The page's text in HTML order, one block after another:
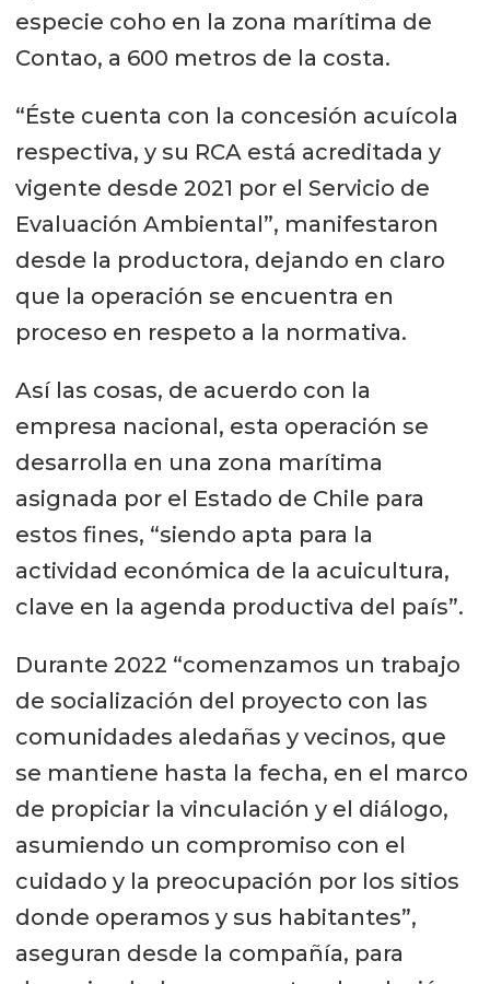
especie coho en la zona marítima de
Contao, a 600 metros de la costa.
“Éste cuenta con la concesión acuícola
respectiva, y su RCA está acreditada y
vigente desde 2021 por el Servicio de
Evaluación Ambiental”, manifestaron
desde la productora, dejando en claro
que la operación se encuentra en
proceso en respeto a la normativa.
Así las cosas, de acuerdo con la
empresa nacional, esta operación se
desarrolla en una zona marítima
asignada por el Estado de Chile para
estos fines, “siendo apta para la
actividad económica de la acuicultura,
clave en la agenda productiva del país”.
Durante 2022 “comenzamos un trabajo
de socialización del proyecto con las
comunidades aledañas y vecinos, que
se mantiene hasta la fecha, en el marco
de propiciar la vinculación y el diálogo,
asumiendo un compromiso con el
cuidado y la preocupación por los sitios
donde operamos y sus habitantes”,
aseguran desde la compañía, para